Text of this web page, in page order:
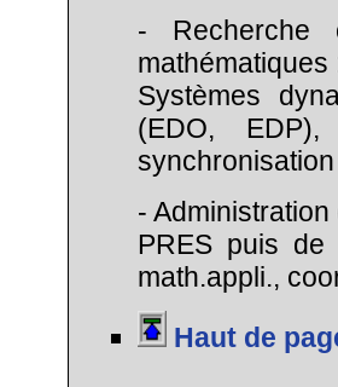
- Recherche
mathématiques
Systèmes
(EDO,
-
PRES puis de
math.appli.,
Haut de